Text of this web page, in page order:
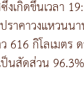
เกิดขึ้นเวลา
ราคาวงแหวนน
616 กิโลเมตร
นสัดส่วน